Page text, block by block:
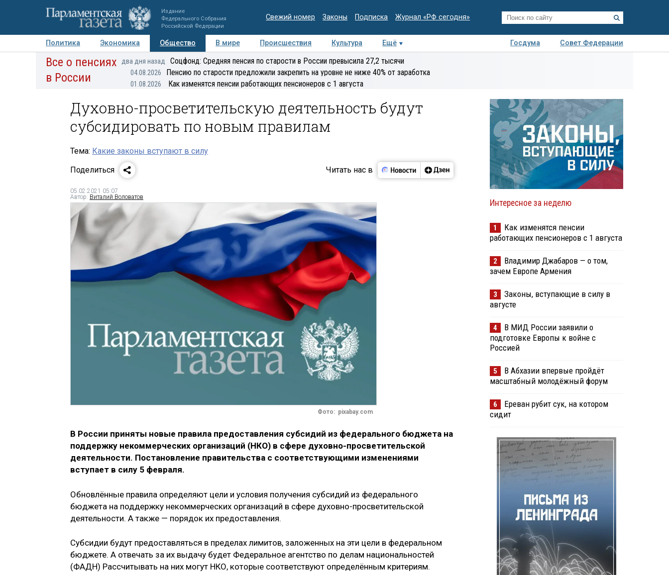
Издание
Федерального Собрания
Российской Федерации
Свежий номер Законы Подписка Журнал «РФ сегодня»
Политика Экономика Общество В мире Происшествия Культура Ещё Госдума
Совет Федерации
Авторы Персоны Мнения Регионы Медиацентр Интервью Колумнисты
Все о пенсиях
в России
два дня назад Соцфонд: Средняя пенсия по старости в России превысила 27,2 тысячи
04.08.2026 Пенсию по старости предложили закрепить на уровне не ниже 40% от заработка
01.08.2026 Как изменятся пенсии работающих пенсионеров с 1 августа
Духовно-просветительскую деятельность будут
субсидировать по новым правилам
Тема: Какие законы вступают в силу
Поделиться
Читать нас в
05.02.2021 05:07
Автор: Виталий Воловатов
Фото: pixabay.com
В России приняты новые правила предоставления субсидий из федерального бюджета на
поддержку некоммерческих организаций (НКО) в сфере духовно-просветительской
деятельности. Постановление правительства с соответствующими изменениями
вступает в силу 5 февраля.
Обновлённые правила определяют цели и условия получения субсидий из федерального
бюджета на поддержку некоммерческих организаций в сфере духовно-просветительской
деятельности. А также — порядок их предоставления.
Субсидии будут предоставляться в пределах лимитов, заложенных на эти цели в федеральном
бюджете. А отвечать за их выдачу будет Федеральное агентство по делам национальностей
(ФАДН) Рассчитывать на них могут НКО, которые соответствуют определённым критериям.
Интересное за неделю
1
Как изменятся пенсии
работающих пенсионеров с 1 августа
2
Владимир Джабаров — о том,
зачем Европе Армения
3
Законы, вступающие в силу в
августе
4
В МИД России заявили о
подготовке Европы к войне с
Россией
5
В Абхазии впервые пройдёт
масштабный молодёжный форум
6
Ереван рубит сук, на котором
сидит